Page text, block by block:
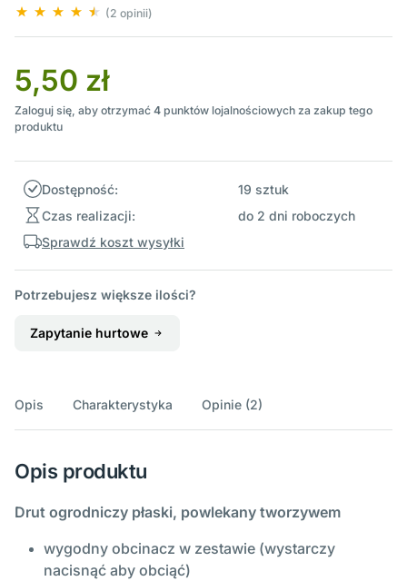
(2 opinii)
5,50 zł
Zaloguj się, aby otrzymać 4 punktów lojalnościowych za zakup tego
produktu
Dostępność:
19 sztuk
Czas realizacji:
do 2 dni roboczych
Sprawdź koszt wysyłki
Potrzebujesz większe ilości?
Zapytanie hurtowe
Opis Charakterystyka Opinie (2)
Opis produktu
Drut ogrodniczy płaski, powlekany tworzywem
wygodny obcinacz w zestawie (wystarczy
nacisnąć aby obciąć)